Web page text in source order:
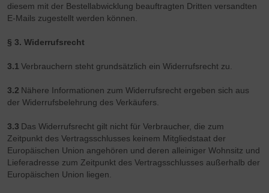
diesem mit der Bestellabwicklung beauftragten Dritten versandten
E-Mails zugestellt werden können.
§ 3. Widerrufsrecht
3.1 Verbrauchern steht grundsätzlich ein Widerrufsrecht zu.
3.2 Nähere Informationen zum Widerrufsrecht ergeben sich aus
der Widerrufsbelehrung des Verkäufers.
3.3 Das Widerrufsrecht gilt nicht für Verbraucher, die zum
Zeitpunkt des Vertragsschlusses keinem Mitgliedstaat der
Europäischen Union angehören und deren alleiniger Wohnsitz und
Lieferadresse zum Zeitpunkt des Vertragsschlusses außerhalb der
Europäischen Union liegen.